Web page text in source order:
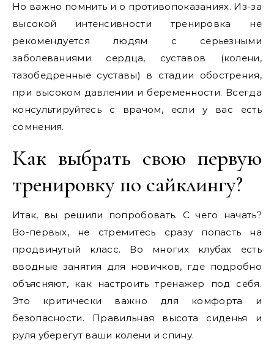
Но важно помнить и о противопоказаниях. Из-за
высокой интенсивности тренировка не
рекомендуется людям с серьезными
заболеваниями сердца, суставов (колени,
тазобедренные суставы) в стадии обострения,
при высоком давлении и беременности. Всегда
консультируйтесь с врачом, если у вас есть
сомнения.
Как выбрать свою первую
тренировку по сайклингу?
Итак, вы решили попробовать. С чего начать?
Во-первых, не стремитесь сразу попасть на
продвинутый класс. Во многих клубах есть
вводные занятия для новичков, где подробно
объясняют, как настроить тренажер под себя.
Это критически важно для комфорта и
безопасности. Правильная высота сиденья и
руля уберегут ваши колени и спину.